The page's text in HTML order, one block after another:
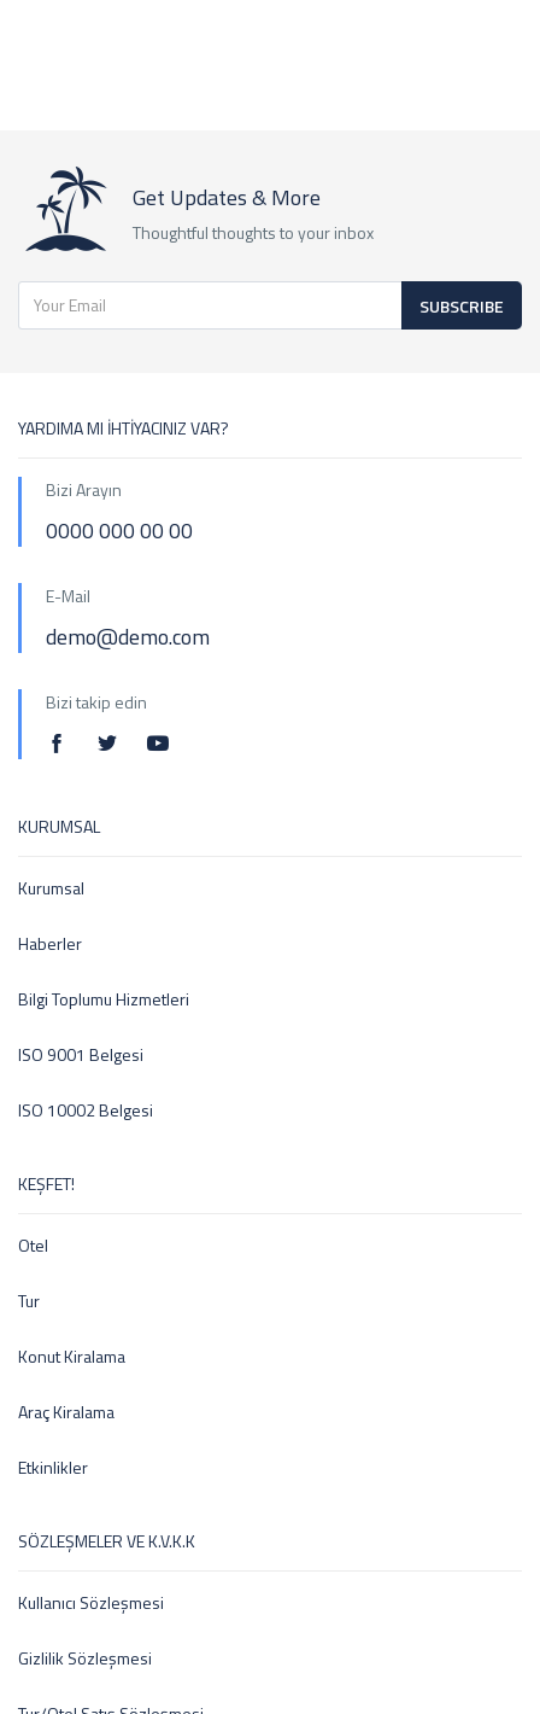
Get Updates & More
Thoughtful thoughts to your inbox
SUBSCRIBE
YARDIMA MI İHTİYACINIZ VAR?
Bizi Arayın
0000 000 00 00
E-Mail
demo@demo.com
Bizi takip edin
KURUMSAL
Kurumsal
Haberler
Bilgi Toplumu Hizmetleri
ISO 9001 Belgesi
ISO 10002 Belgesi
KEŞFET!
Otel
Tur
Konut Kiralama
Araç Kiralama
Etkinlikler
SÖZLEŞMELER VE K.V.K.K
Kullanıcı Sözleşmesi
Gizlilik Sözleşmesi